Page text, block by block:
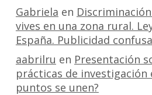
Gabriela en
vives en una zona rural.
España. Publicidad
aabrilru en Presentación
prácticas de investigación
puntos se unen?